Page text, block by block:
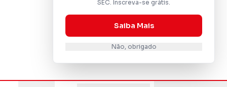
SEC. Inscreva-se grátis.
Saiba Mais
Não, obrigado